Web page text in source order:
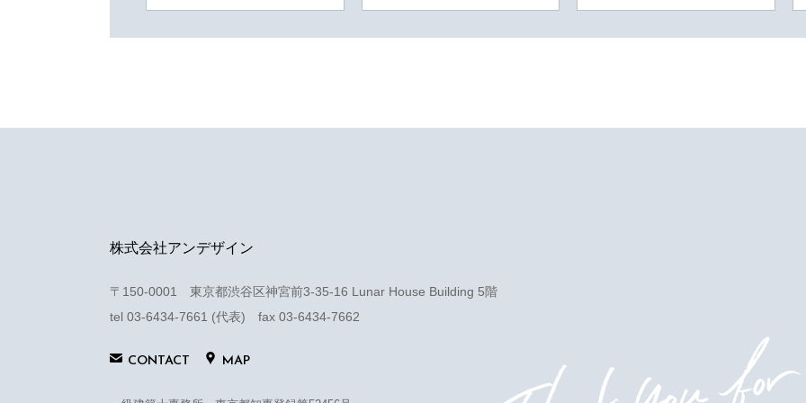
株式会社アンデザイン
〒150-0001 東京都渋谷区神宮前3-35-16 Lunar House Building 5階
tel 03-6434-7661 (代表) fax 03-6434-7662
CONTACT MAP